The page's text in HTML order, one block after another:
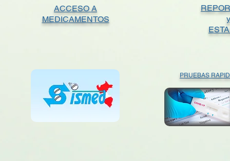
ACCESO A
MEDICAMENTOS
PRUEBAS